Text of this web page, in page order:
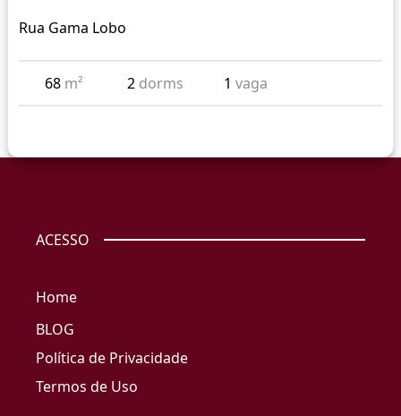
Rua Gama Lobo
68 m² 2 dorms 1vaga
ACESSO
Home
BLOG
Política de Privacidade
Termos de Uso